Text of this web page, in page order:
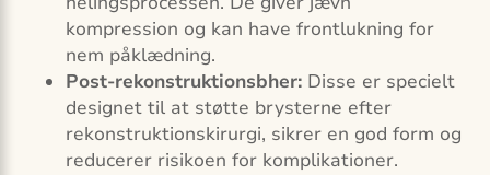
kompression og kan have frontlukning for
nem påklædning.
Post-rekonstruktionsbher: Disse er specielt
designet til at støtte brysterne efter
rekonstruktionskirurgi, sikrer en god form og
reducerer risikoen for komplikationer.